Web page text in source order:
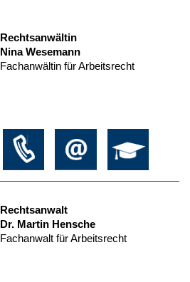
Rechtsanwältin
Nina Wesemann
Fachanwältin für Arbeitsrecht
Rechtsanwalt
Dr. Martin Hensche
Fachanwalt für Arbeitsrecht